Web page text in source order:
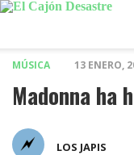
MÚSICA 13 ENERO,
Madonna ha
LOS JAPIS